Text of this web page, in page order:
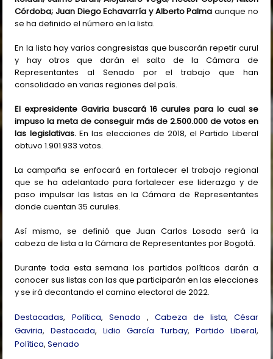
Córdoba; Juan Diego Echavarría y Alberto Palma aunque no
se ha definido el número en la lista.
En la lista hay varios congresistas que buscarán repetir curul
y hay otros que darán el salto de la Cámara de
Representantes al Senado por el trabajo que han
consolidado en varias regiones del país.
El expresidente Gaviria buscará 16 curules para lo cual se
impuso la meta de conseguir más de 2.500.000 de votos en
las legislativas.En las elecciones de 2018, el Partido Liberal
obtuvo 1.901.933 votos.
La campaña se enfocará en fortalecer el trabajo regional
que se ha adelantado para fortalecer ese liderazgo y de
paso impulsar las listas en la Cámara de Representantes
donde cuentan 35 curules.
Así mismo, se definió que Juan Carlos Losada será la
cabeza de lista a la Cámara de Representantes por Bogotá.
Durante toda esta semana los partidos políticos darán a
conocer sus listas con las que participarán en las elecciones
y se irá decantando el camino electoral de 2022.
Destacadas, Política, Senado , Cabeza de lista, César
Gaviria,Destacada,Lidio García Turbay, Partido Liberal,
Política,Senado